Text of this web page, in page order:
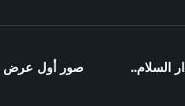
السلام..
صور أول عرض